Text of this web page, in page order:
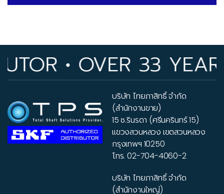
• OVER 33 YEARS
บริษัท ไทยภาสิทธิ์ จำกัด
(สำนักงานขาย)
15 ซ.รินรดา (ศรีนครินทร์ 15)
แขวงสวนหลวง เขตสวนหลวง
กรุงเทพฯ 10250
โทร.02-704-4060-2
บริษัท ไทยภาสิทธิ์ จำกัด
(สำนักงานใหญ่)